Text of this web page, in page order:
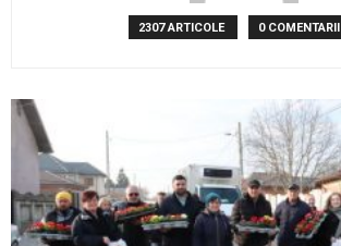
2307 ARTICOLE 0 COMENTARII